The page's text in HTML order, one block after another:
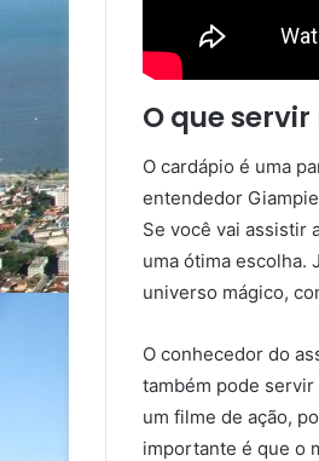
O que
O cardápio é uma
entendedor
Se você vai assistir
uma ótima escolha.
universo mágico,
O conhecedor do
também pode
um filme de ação,
importante é que o